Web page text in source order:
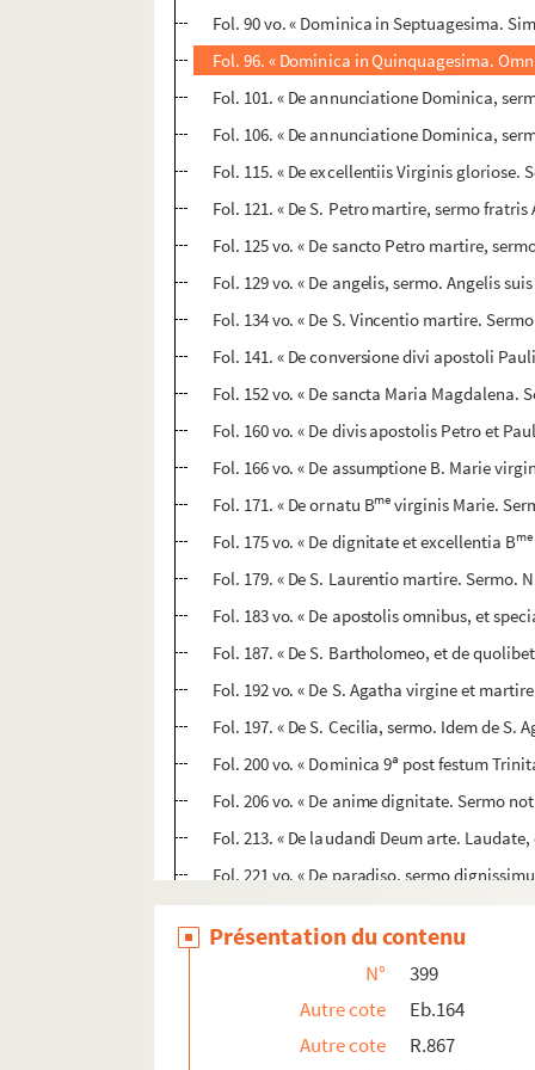
Fol. 90 vo. « Dominica in Septuagesima.
Fol. 96. « Dominica in Quinquagesima.
Fol. 101. « De annunciatione Dominica,
Fol. 106. « De annunciatione Dominica,
Fol. 115. « De excellentiis Virginis
Fol. 121. « De S. Petro martire, sermo
Fol. 125 vo. « De sancto Petro martire,
Fol. 129 vo. « De angelis, sermo. Angelis
Fol. 134 vo. « De S. Vincentio martire.
Fol. 141. « De conversione divi apostoli
Fol. 152 vo. « De sancta Maria
Fol. 160 vo. « De divis apostolis Petro et
Fol. 166 vo. « De assumptione B. Marie
Fol. 171. « De ornatu Bme virginis Marie.
Fol. 175 vo. « De dignitate et excellentia Bme
Fol. 179. « De S. Laurentio martire.
Fol. 183 vo. « De apostolis omnibus, et
Fol. 187. « De S. Bartholomeo, et de
Fol. 192 vo. « De S. Agatha virgine et
Fol. 197. « De S. Cecilia, sermo. Idem de
Fol. 200 vo. « Dominica 9a post festum
Fol. 206 vo. « De anime dignitate. Sermo
Fol. 213. « De laudandi Deum arte.
Fol. 221 vo. « De paradiso, sermo
Fol. 242 vo. « Sermo de pace. Fax huic
Fol. 251. « De sancta Cruce, sermo
Fol. 263. « De predicatoribus vel
Fol. 270. « Utrum quis possit scire se
Fol. 275 vo. « De virginitate. Queramus
Présentation du contenu
N°
399
Autre cote
Eb.164
Autre cote
R.867